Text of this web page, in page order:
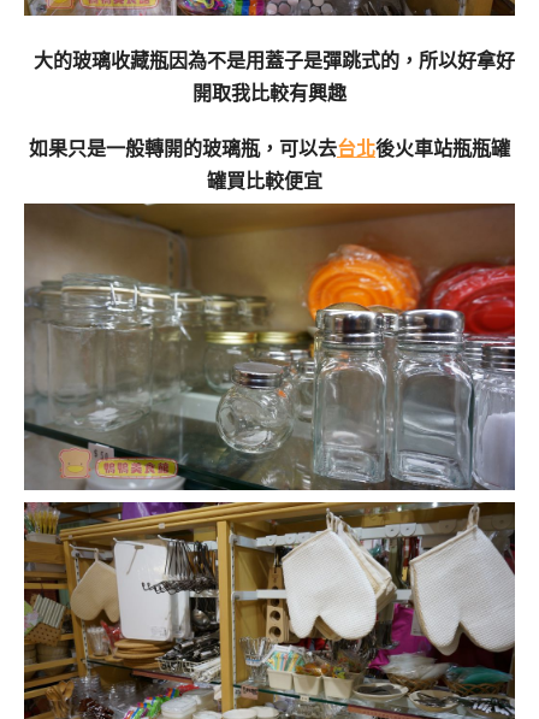
大的玻璃收藏瓶因為不是用蓋子是彈跳式的，所以好拿好
開取我比較有興趣
如果只是一般轉開的玻璃瓶，可以去台北後火車站瓶瓶罐
罐買比較便宜